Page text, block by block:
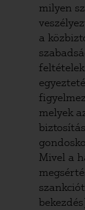
milyen
a
melyek
Mivel a